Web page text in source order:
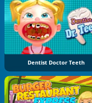
Dentist Doctor Teeth